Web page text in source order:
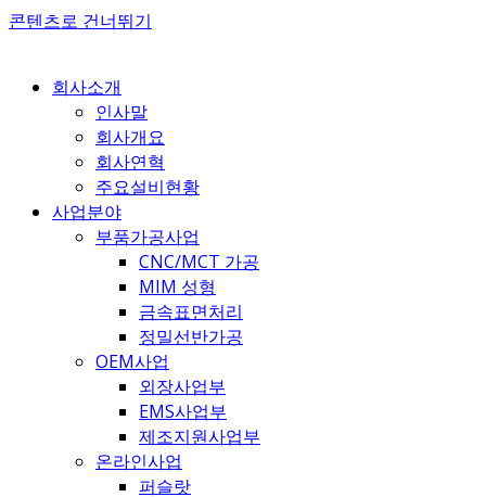
콘텐츠로 건너뛰기
회사소개
인사말
회사개요
회사연혁
주요설비현황
사업분야
부품가공사업
CNC/MCT 가공
MIM 성형
금속표면처리
정밀선반가공
OEM사업
외장사업부
EMS사업부
제조지원사업부
온라인사업
퍼슬랏